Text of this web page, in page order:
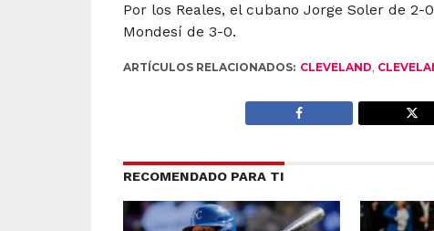
Por los Reales, el cubano Jorge Soler de
Mondesí de 3-0.
ARTÍCULOS RELACIONADOS: CLEVELAND,
RECOMENDADO PARA TI